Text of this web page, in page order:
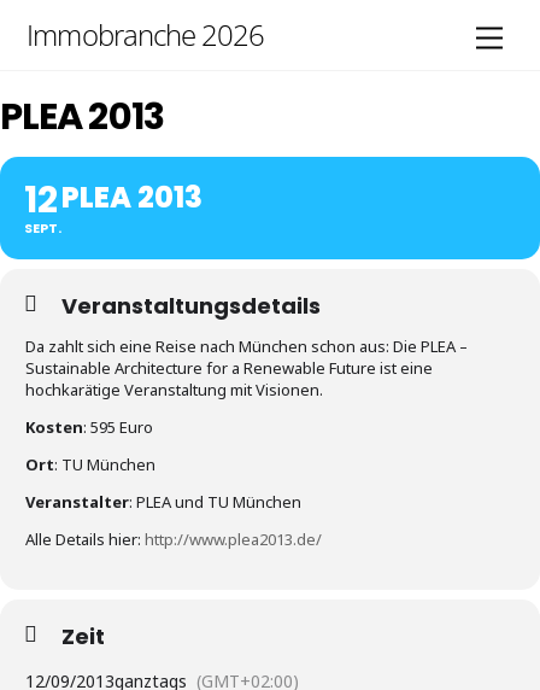
Immobranche 2026
PLEA 2013
12
SEPT.
PLEA 2013
Veranstaltungsdetails
Da zahlt sich eine Reise nach München schon aus: Die PLEA –
Sustainable Architecture for a Renewable Future ist eine
hochkarätige Veranstaltung mit Visionen.
Kosten: 595 Euro
Ort: TU München
Veranstalter: PLEA und TU München
Alle Details hier: http://www.plea2013.de/
Zeit
12/09/2013ganztags (GMT+02:00)